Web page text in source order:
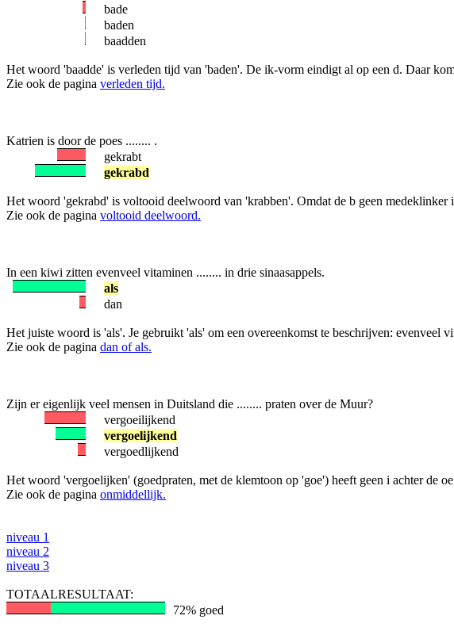
bade
baden
baadden
Het woord 'baadde' is verleden tijd van 'baden'. De ik-vorm eindigt al op een d. Daar
Zie ook de pagina verleden tijd.
Katrien is door de poes ........ .
gekrabt
gekrabd
Het woord 'gekrabd' is voltooid deelwoord van 'krabben'. Omdat de b geen medeklinker
Zie ook de pagina voltooid deelwoord.
In een kiwi zitten evenveel vitaminen ........ in drie sinaasappels.
als
dan
Het juiste woord is 'als'. Je gebruikt 'als' om een overeenkomst te beschrijven: evenveel
Zie ook de pagina dan of als.
Zijn er eigenlijk veel mensen in Duitsland die ........ praten over de Muur?
vergoeilijkend
vergoelijkend
vergoedlijkend
Het woord 'vergoelijken' (goedpraten, met de klemtoon op 'goe') heeft geen i achter de
Zie ook de pagina onmiddellijk.
niveau 1
niveau 2
niveau 3
TOTAALRESULTAAT:
72% goed